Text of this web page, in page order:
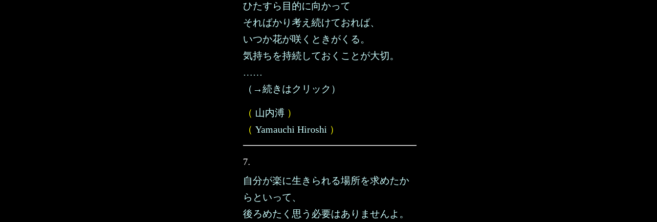
ひたすら目的に向かって
そればかり考え続けておれば、
いつか花が咲くときがくる。
気持ちを持続しておくことが大切。
……
（→続きはクリック）
（ 山内溥 ）
（ Yamauchi Hiroshi ）
7.
自分が楽に生きられる場所を求めたか
らといって、
後ろめたく思う必要はありませんよ。